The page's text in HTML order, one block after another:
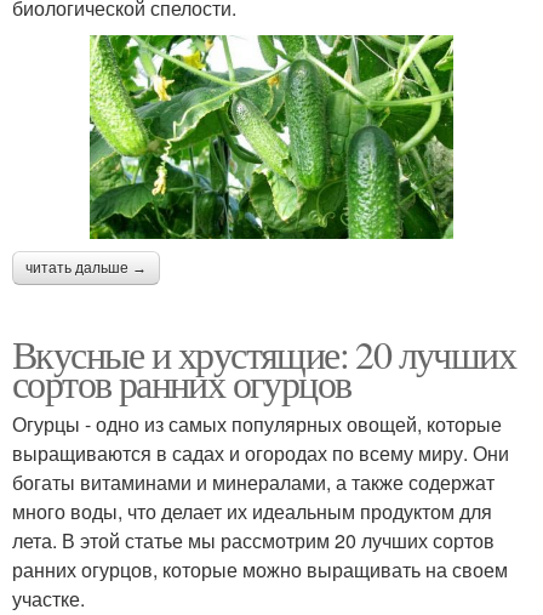
биологической спелости.
читать дальше →
Вкусные и хрустящие: 20 лучших
сортов ранних огурцов
Огурцы - одно из самых популярных овощей, которые
выращиваются в садах и огородах по всему миру. Они
богаты витаминами и минералами, а также содержат
много воды, что делает их идеальным продуктом для
лета. В этой статье мы рассмотрим 20 лучших сортов
ранних огурцов, которые можно выращивать на своем
участке.